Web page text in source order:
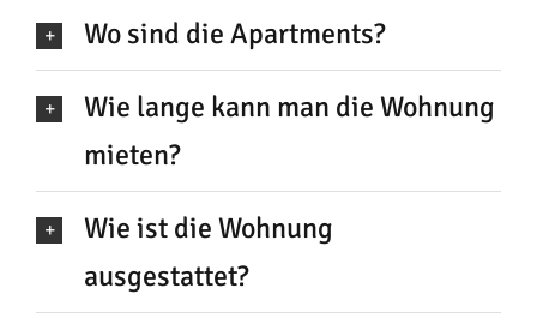
Wo sind die Apartments?
Wie lange kann man die Wohnung
mieten?
Wie ist die Wohnung
ausgestattet?